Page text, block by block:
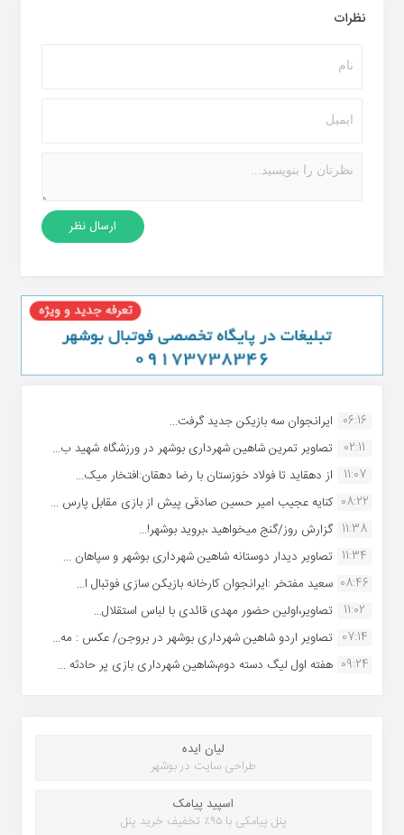
نظرات
06:16 ایرانجوان سه بازیکن جدید گرفت...
02:11
تصاویر تمرین شاهین شهردارى بوشهر در ورزشگاه شهید ب...
11:07
از دهقاید تا فولاد خوزستان با رضا دهقان:افتخار میک...
08:22 کنایه عجیب امیر حسین صادقی پیش از بازی مقابل پارس ...
11:38 گزارش روز/گنج میخواهید ،بروید بوشهر!...
11:34 تصاویر دیدار دوستانه شاهین شهردارى بوشهر و سپاهان ...
08:46 سعید مفتخر :ایرانجوان کارخانه بازیکن سازی فوتبال ا...
11:02
تصاویر،اولین حضور مهدی قائدی با لباس استقلال...
07:14 تصاویر اردو شاهین شهرداری بوشهر در بروجن/ عکس : مه...
09:24 هفته اول لیگ دسته دوم،شاهین شهرداری بازی پر حادثه ...
لیان ایده
طراحی سایت در بوشهر
اسپید پیامک
پنل پیامکی با ۹۵٪ تخفیف خرید پنل